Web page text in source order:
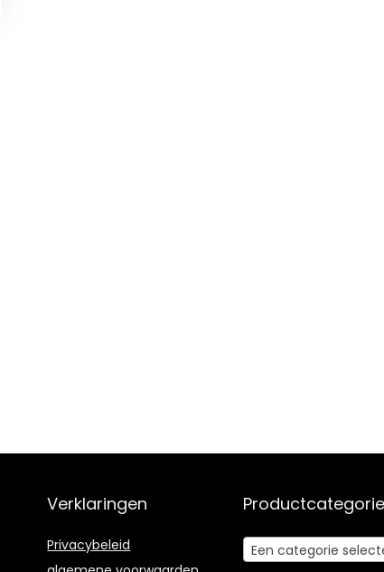
Verklaringen
Privacybeleid
Een categorie